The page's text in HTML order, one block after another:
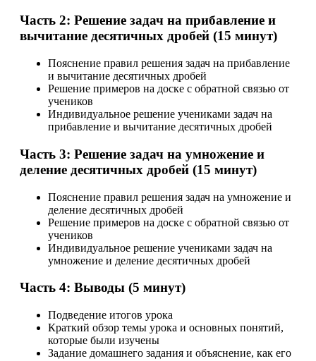
Часть 2: Решение задач на прибавление и
вычитание десятичных дробей (15 минут)
Пояснение правил решения задач на прибавление
и вычитание десятичных дробей
Решение примеров на доске с обратной связью от
учеников
Индивидуальное решение учениками задач на
прибавление и вычитание десятичных дробей
Часть 3: Решение задач на умножение и
деление десятичных дробей (15 минут)
Пояснение правил решения задач на умножение и
деление десятичных дробей
Решение примеров на доске с обратной связью от
учеников
Индивидуальное решение учениками задач на
умножение и деление десятичных дробей
Часть 4: Выводы (5 минут)
Подведение итогов урока
Краткий обзор темы урока и основных понятий,
которые были изучены
Задание домашнего задания и объяснение, как его